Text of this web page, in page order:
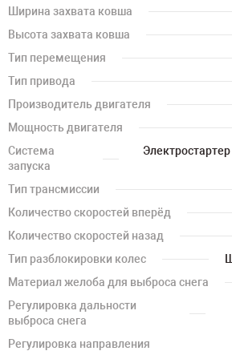
Ширина захвата ковша
Высота захвата ковша
Тип перемещения
Тип привода
Производитель двигателя
Мощность двигателя
Система
запуска
Тип трансмиссии
Количество скоростей вперёд
Количество скоростей назад
Тип разблокировки колес
Материал желоба для выброса снега
Регулировка дальности
выброса снега
Регулировка направления